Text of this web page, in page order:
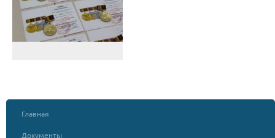
Главная
Документы